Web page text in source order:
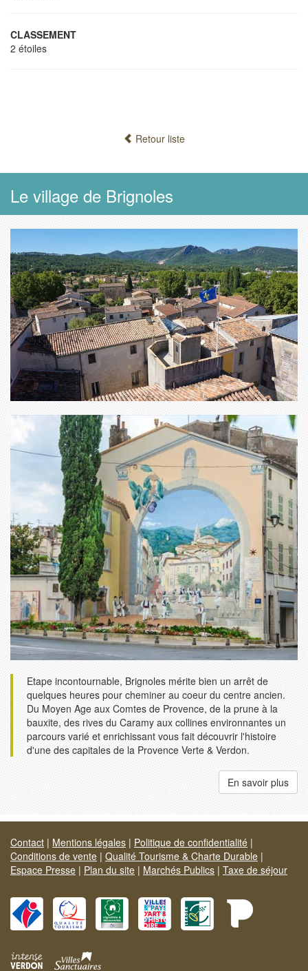
CLASSEMENT
2 étoiles
Retour liste
Le village de Brignoles
Etape incontournable, Brignoles mérite bien un arrêt de
quelques heures pour cheminer au coeur du centre ancien.
Du Moyen Age aux Comtes de Provence, de la prune à la
bauxite, des rives du Caramy aux collines environnantes un
parcours varié et enrichissant vous fait découvrir l'histoire
d'une des capitales de la Provence Verte & Verdon.
En savoir plus
Contact | Mentions légales | Politique de confidentialité |
Conditions de vente | Qualité Tourisme & Charte Durable |
Espace Presse | Plan du site | Marchés Publics | Taxe de séjour